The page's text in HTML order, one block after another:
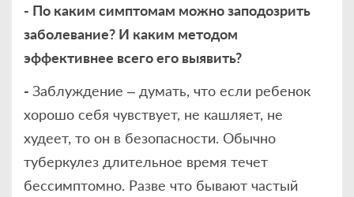
- По каким симптомам можно заподозрить
заболевание? И каким методом
эффективнее всего его выявить?
- Заблуждение – думать, что если ребенок
хорошо себя чувствует, не кашляет, не
худеет, то он в безопасности. Обычно
туберкулез длительное время течет
бессимптомно. Разве что бывают частый